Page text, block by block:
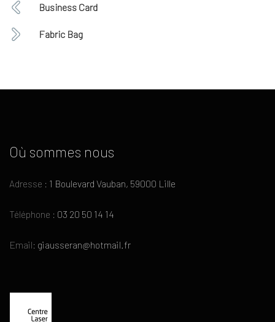
Business Card
Fabric Bag
Où sommes nous
Adresse : 1 Boulevard Vauban, 59000 Lille
Téléphone : 03 20 50 14 14
Email: giausseran@hotmail.fr